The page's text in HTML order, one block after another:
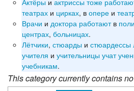
Актёры иактриссы тоже
театрах и цирках, вопере и
Врачи идоктора работаютв
центрах,больницах.
Лётчики,стюарды истюардессы
учителя иучительницы учат
учебникам.
This category currently contains